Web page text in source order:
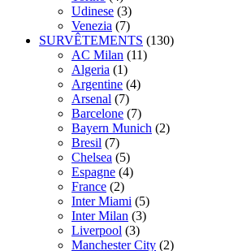
Udinese (3)
Venezia (7)
SURVÊTEMENTS (130)
AC Milan (11)
Algeria (1)
Argentine (4)
Arsenal (7)
Barcelone (7)
Bayern Munich (2)
Bresil (7)
Chelsea (5)
Espagne (4)
France (2)
Inter Miami (5)
Inter Milan (3)
Liverpool (3)
Manchester City (2)